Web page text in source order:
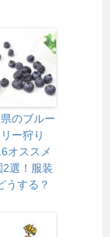
のブルー
ー狩り
オススメ
2選！服装
うする？